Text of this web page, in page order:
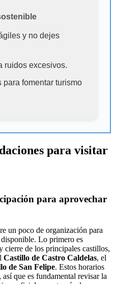
y no dejes
ruidos excesivos.
fomentar turismo
para visitar
para aprovechar
un poco de organización para
Lo primero es
cierre de los principales castillos,
Castillo de Castro Caldelas, el
de San Felipe. Estos horarios
que es fundamental revisar la